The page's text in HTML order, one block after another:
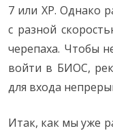
7 или XP. Однако
с разной
черепаха. Чтобы
войти в БИОС,
для входа
Итак, как мы уже